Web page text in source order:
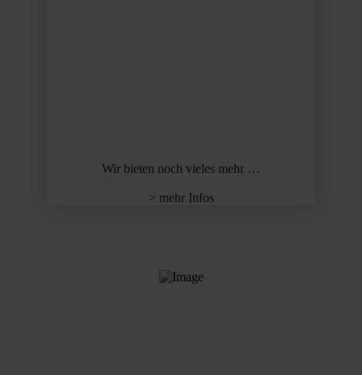
Wir bieten noch vieles mehr …
> mehr Infos